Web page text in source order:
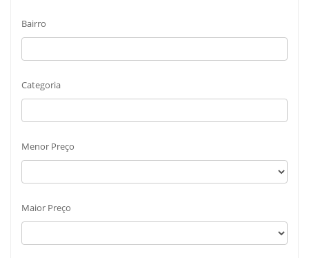
Bairro
Categoria
Menor Preço
Maior Preço